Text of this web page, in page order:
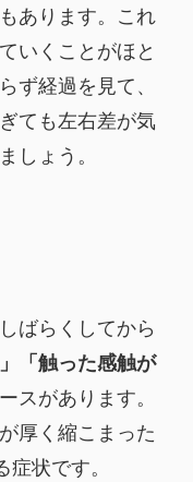
あります。これ
いくことがほと
ず経過を見て、
ても左右差が気
しょう。
ばらくしてから
「触った感触が
スがあります。
厚く縮こまった
症状です。